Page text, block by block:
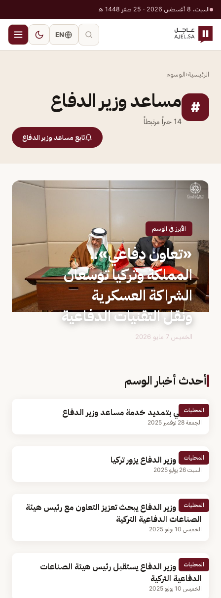
السبت، 8 أغسطس 2026 · 25 صفر 1448 هـ
EN
الرئيسية‹الوسوم
# مساعد وزير الدفاع
14 خبراً مرتبطاً
تابع مساعد وزير الدفاع
الأبرز في الوسم
«تعاون دفاعي»..
المملكة وتركيا توسعان
الشراكة العسكرية
ونقل التقنيات الدفاعية
الخميس 7 مايو 2026
أحدث أخبار الوسم
المحليات
أمر ملكي بتمديد خدمة مساعد وزير الدفاع
الجمعة 28 نوفمبر 2025
المحليات
مساعد وزير الدفاع يزور تركيا
السبت 26 يوليو 2025
المحليات
مساعد وزير الدفاع يبحث تعزيز التعاون مع رئيس هيئة
الصناعات الدفاعية التركية
الخميس 10 يوليو 2025
المحليات
مساعد وزير الدفاع يستقبل رئيس هيئة الصناعات
الدفاعية التركية
الخميس 10 يوليو 2025